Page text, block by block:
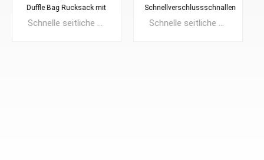
Schnellverschlussschnallen
seitliche
Schnellverschlussschnallen